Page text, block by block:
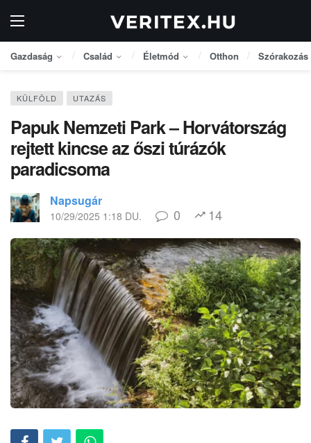
Gazdaság Család Életmód Otthon Szórakozás
KÜLFÖLD UTAZÁS
Papuk Nemzeti Park – Horvátország
rejtett kincse az őszi túrázók
paradicsoma
Napsugár
10/29/2025 1:18 DU. 0 14